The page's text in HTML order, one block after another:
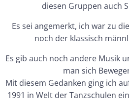
diesen Gruppen auch
Es sei angemerkt, ich war zu
noch der klassisch
Es gib auch noch andere Musik
man sich
Mit diesem Gedanken ging ich
1991 in Welt der Tanzschulen